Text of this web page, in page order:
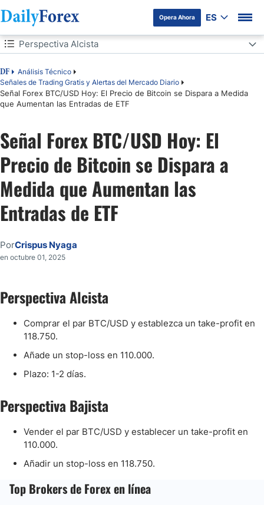
Opera Ahora ES
Tabla de contenidos
DF
Análisis Técnico
Señales de Trading Gratis y Alertas del Mercado Diario
Señal Forex BTC/USD Hoy: El Precio de Bitcoin se Dispara a Medida
que Aumentan las Entradas de ETF
Perspectiva Alcista
Perspectiva Alcista
Perspectiva Bajista
Señal Forex BTC/USD Hoy: El
Precio de Bitcoin se Dispara a
Medida que Aumentan las
Entradas de ETF
PorCrispus Nyaga
en octubre 01, 2025
Perspectiva Alcista
Comprar el par BTC/USD y establezca un take-profit en
118.750.
Añade un stop-loss en 110.000.
Plazo: 1-2 días.
Perspectiva Bajista
Vender el par BTC/USD y establecer un take-profit en
110.000.
Añadir un stop-loss en 118.750.
Top Brokers de Forex en línea